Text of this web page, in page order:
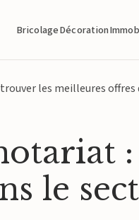
BricolageDécoration
les meilleures offres
le